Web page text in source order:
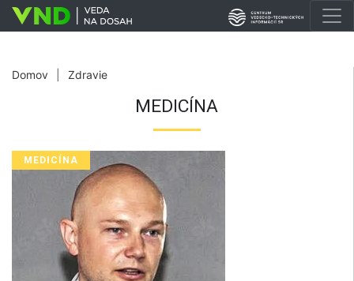
Domov Zdravie
MEDICÍNA
MEDICÍNA